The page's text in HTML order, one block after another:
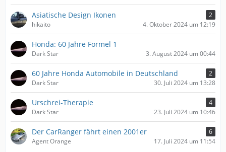
Asiatische Design Ikonen
2
hikaito
4. Oktober 2024 um 12:19
Honda: 60 Jahre Formel 1
Dark Star 3. August 2024 um 00:44
60 Jahre Honda Automobile in Deutschland
2
Dark Star
30. Juli 2024 um 13:28
Urschrei-Therapie
4
Dark Star
23. Juli 2024 um 10:46
Der CarRanger fährt einen 2001er
6
Agent Orange
17. Juli 2024 um 11:54